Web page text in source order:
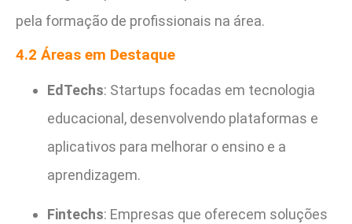
pela formação de profissionais na área.
4.2 Áreas em Destaque
EdTechs: Startups focadas em tecnologia
educacional, desenvolvendo plataformas e
aplicativos para melhorar o ensino e a
aprendizagem.
Fintechs: Empresas que oferecem soluções